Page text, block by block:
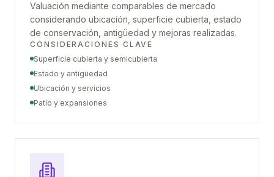
Valuación mediante comparables de mercado
considerando ubicación, superficie cubierta, estado
de conservación, antigüedad y mejoras realizadas.
CONSIDERACIONES CLAVE
Superficie cubierta y semicubierta
Estado y antigüedad
Ubicación y servicios
Patio y expansiones